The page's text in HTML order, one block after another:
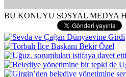
BU KONUYU SOSYAL MEDYA